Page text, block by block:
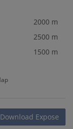
2000 m
2500 m
1500 m
Download Expose